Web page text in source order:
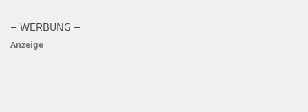
– WERBUNG –
Anzeige